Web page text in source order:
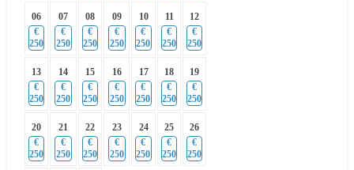
06
€
250
07
€
250
08
€
250
09
€
250
10
€
250
11
€
250
12
€
250
13
€
250
14
€
250
15
€
250
16
€
250
17
€
250
18
€
250
19
€
250
20
€
250
21
€
250
22
€
250
23
€
250
24
€
250
25
€
250
26
€
250